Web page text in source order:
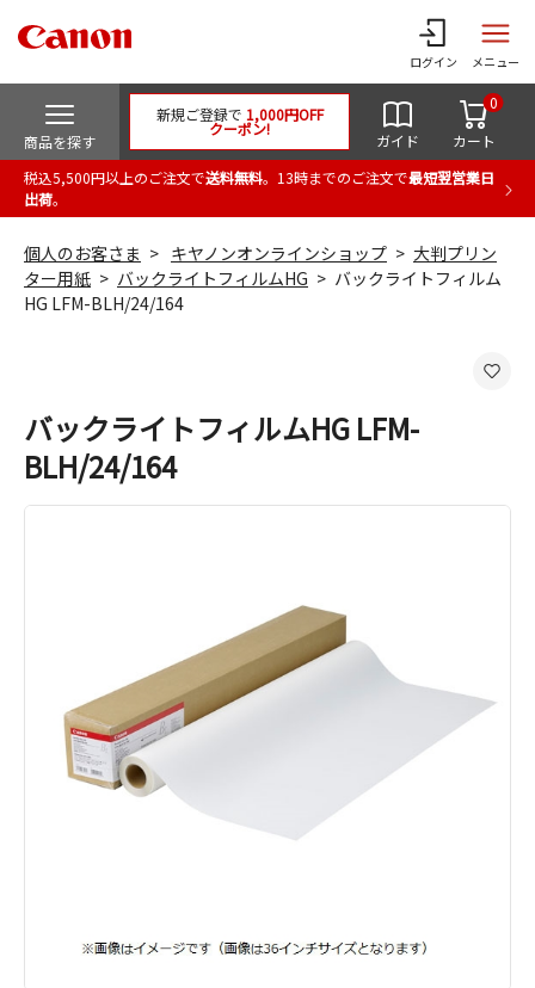
ログイン メニュー
商品を探す
新規ご登録で 1,000円OFF
クーポン!
ガイド カート
0
税込5,500円以上のご注文で送料無料。13時までのご注文で最短翌営業日
出荷。
個人のお客さま キヤノンオンラインショップ
大判プリン
ター用紙
バックライトフィルムHG
バックライトフィルム
HG LFM-BLH/24/164
バックライトフィルムHG LFM-
BLH/24/164